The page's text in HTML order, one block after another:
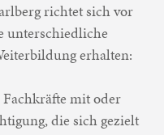
richtet sich vor
unterschiedliche
erhalten:
Fachkräfte mit oder
die sich gezielt